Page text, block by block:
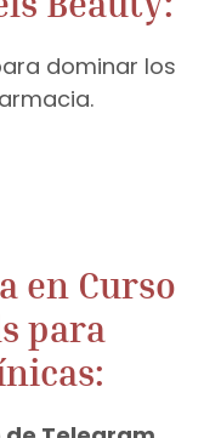
dominar los
en Curso
para